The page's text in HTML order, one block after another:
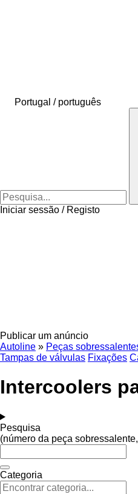
Portugal / português
Iniciar sessão / Registo
Publicar um anúncio
Autoline » Peças
Tampas de válvulas Fixações
Intercoolers
Pesquisa
(número da peça
Categoria